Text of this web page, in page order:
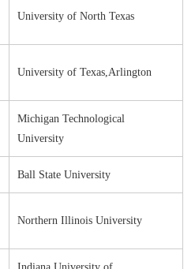
University of North Texas
University of Texas,Arlington
Michigan Technological
University
Ball State University
Northern Illinois University